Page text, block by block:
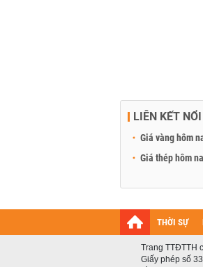
LIÊN KẾT
Giá vàng hôm
Giá thép hôm
THỜI SỰ
Trang TTĐTTH
Giấy phép số